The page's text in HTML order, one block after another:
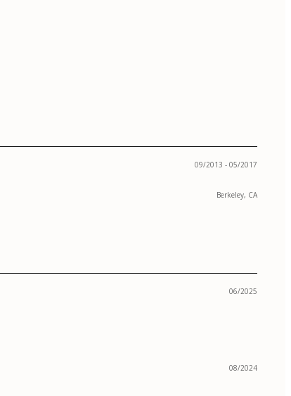
09/2013 - 05/2017
Berkeley, CA
06/2025
08/2024